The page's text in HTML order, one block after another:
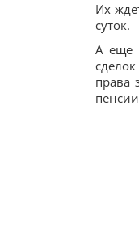
Их
суток.
А еще
права